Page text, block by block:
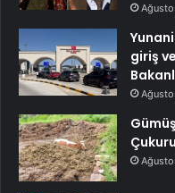
giriş